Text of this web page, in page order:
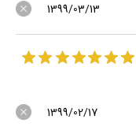
1399/03/13
1399/02/17